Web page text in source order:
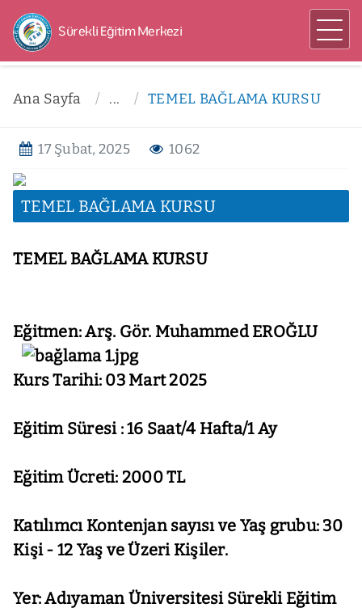
Sürekli Eğitim Merkezi
Ana Sayfa ... TEMEL BAĞLAMA KURSU
17 Şubat, 2025 1062
TEMEL BAĞLAMA KURSU
TEMEL BAĞLAMA KURSU
Eğitmen: Arş. Gör. Muhammed EROĞLU
Kurs Tarihi: 03 Mart 2025
Eğitim Süresi : 16 Saat/4 Hafta/1 Ay
Eğitim Ücreti: 2000 TL
Katılımcı Kontenjan sayısı ve Yaş grubu: 30
Kişi - 12 Yaş ve Üzeri Kişiler.
Yer: Adıyaman Üniversitesi Sürekli Eğitim